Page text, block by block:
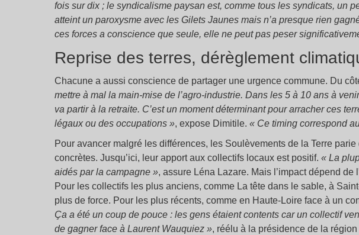
fois sur dix ; le syndicalisme paysan est, comme tous les syndicats, un
atteint un paroxysme avec les Gilets Jaunes mais n’a presque rien
ces forces a conscience que seule, elle ne peut pas peser
Reprise des terres, dérèglement
Chacune a aussi conscience de partager une urgence commune. Du
mettre à mal la main-mise de l’agro-industrie. Dans les 5 à 10 ans à
va partir à la retraite. C’est un moment déterminant pour arracher ces
légaux ou des occupations », expose Dimitile. « Ce timing correspond
Pour avancer malgré les différences, les Soulèvements de la Terre
concrètes. Jusqu’ici, leur apport aux collectifs locaux est positif. « La
aidés par la campagne », assure Léna Lazare. Mais l’impact dépend
Pour les collectifs les plus anciens, comme La tête dans le sable, à
plus de force. Pour les plus récents, comme en Haute-Loire face à un
Ça a été un coup de pouce : les gens étaient contents car un collectif
de gagner face à Laurent Wauquiez », réélu à la présidence de la